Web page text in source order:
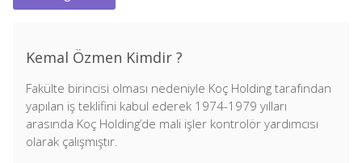
Kemal Özmen Kimdir ?
Fakülte birincisi olması nedeniyle Koç Holding tarafından
yapılan iş teklifini kabul ederek 1974-1979 yılları
arasında Koç Holding’de mali işler kontrolör yardımcısı
olarak çalışmıştır.